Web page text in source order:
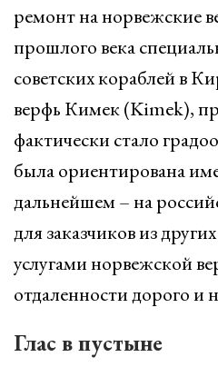
ремонт на норвежские
прошлого века
советских кораблей в
верфь Кимек (Kimek),
фактически стало
была ориентирована
дальнейшем – на
для заказчиков из
услугами норвежской
отдаленности дорого и
Глас в пустыне